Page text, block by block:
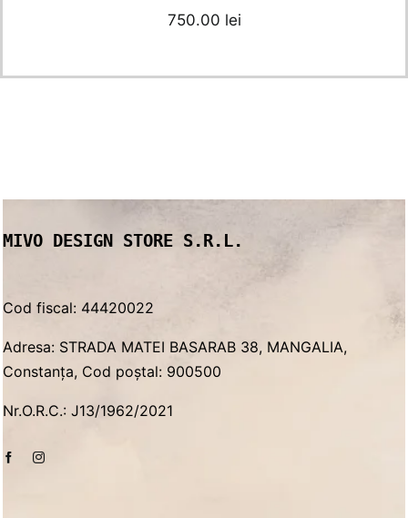
750.00 lei
MIVO DESIGN STORE S.R.L.
Cod fiscal: 44420022
Adresa: STRADA MATEI BASARAB 38, MANGALIA,
Constanța, Cod poștal: 900500
Nr.O.R.C.: J13/1962/2021